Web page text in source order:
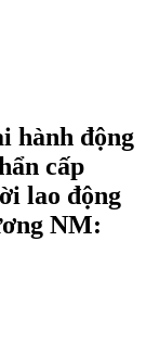
hành động
cấp
lao động
NM: